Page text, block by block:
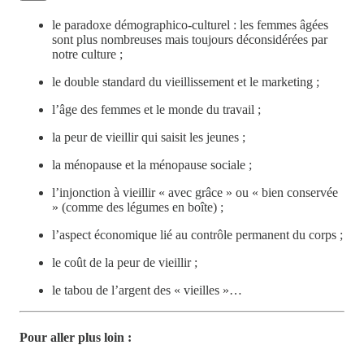
le paradoxe démographico-culturel : les femmes âgées
sont plus nombreuses mais toujours déconsidérées par
notre culture ;
le double standard du vieillissement et le marketing ;
l’âge des femmes et le monde du travail ;
la peur de vieillir qui saisit les jeunes ;
la ménopause et la ménopause sociale ;
l’injonction à vieillir « avec grâce » ou « bien conservée
» (comme des légumes en boîte) ;
l’aspect économique lié au contrôle permanent du corps ;
le coût de la peur de vieillir ;
le tabou de l’argent des « vieilles »…
Pour aller plus loin :